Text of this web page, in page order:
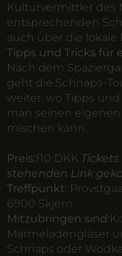
Kulturvermittler des
entsprechenden
auch über die lokale
Tipps und Tricks für
Nach dem
geht die Schnaps-
weiter, wo Tipps
man seinen
mischen kann.
Preis:110 DKK
stehenden Link
Treffpunkt:
6900 Skjern
Mitzubringen sind:
Marmeladengläser
Schnaps oder